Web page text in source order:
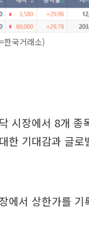
국거래소)
시장에서 8개 종
한 기대감과 글
에서 상한가를